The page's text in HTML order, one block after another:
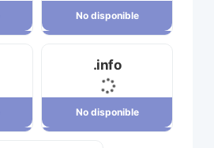
No disponible
.info
No disponible